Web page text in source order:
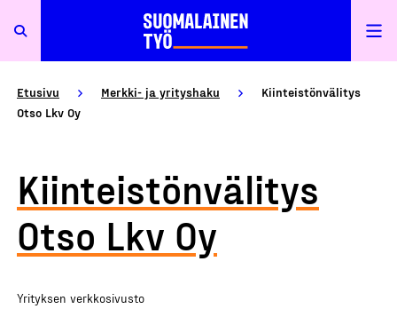
Etusivu Merkki- ja yrityshaku
Kiinteistönvälitys
Otso Lkv Oy
Kiinteistönvälitys
Otso Lkv Oy
Yrityksen verkkosivusto